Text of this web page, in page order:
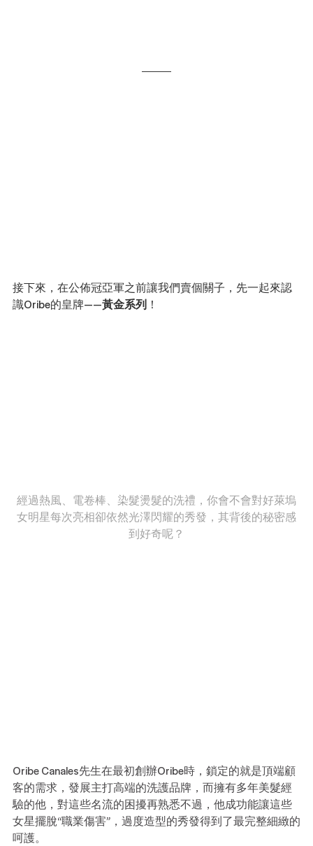
接下來，在公佈冠亞軍之前讓我們賣個關子，先一起來認
識Oribe的皇牌——黃金系列 ！
經過熱風、電卷棒、染髮燙髮的洗禮，你會不會對好萊塢
女明星每次亮相卻依然光澤閃耀的秀發，其背後的秘密感
到好奇呢？
Oribe Canales先生在最初創辦Oribe時，鎖定的就是頂端顧
客的需求，發展主打高端的洗護品牌，而擁有多年美髮經
驗的他，對這些名流的困擾再熟悉不過，他成功能讓這些
女星擺脫“職業傷害”，過度造型的秀發得到了最完整細緻的
呵護。